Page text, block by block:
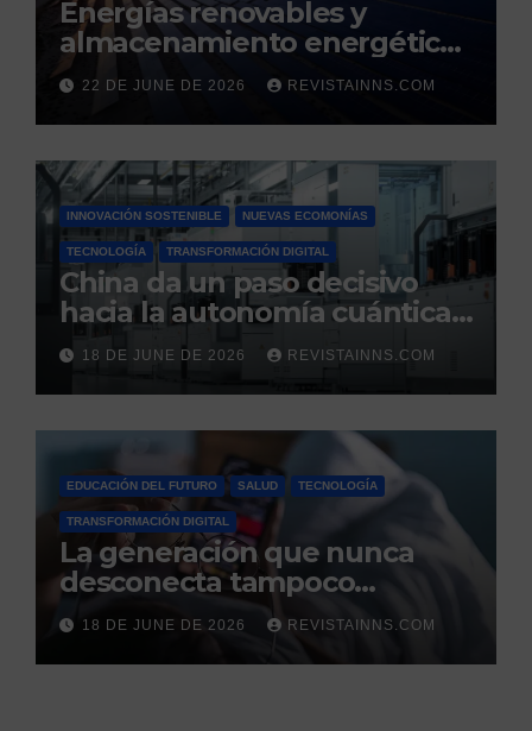
Energías renovables y
almacenamiento energético:
la nueva columna vertebral
de la estabilidad del sistema
eléctrico español
22 DE JUNE DE 2026 REVISTAINNS.COM
INNOVACIÓN SOSTENIBLE NUEVAS ECOMONÍAS
TECNOLOGÍA TRANSFORMACIÓN DIGITAL
China da un paso decisivo
hacia la autonomía cuántica:
produce por primera vez el
silicio ultrapuro que sus
competidores controlaban
18 DE JUNE DE 2026 REVISTAINNS.COM
EDUCACIÓN DEL FUTURO SALUD TECNOLOGÍA
TRANSFORMACIÓN DIGITAL
La generación que nunca
desconecta tampoco
duerme
18 DE JUNE DE 2026 REVISTAINNS.COM